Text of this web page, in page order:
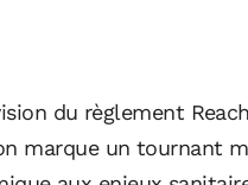
du règlement
marque un tournant